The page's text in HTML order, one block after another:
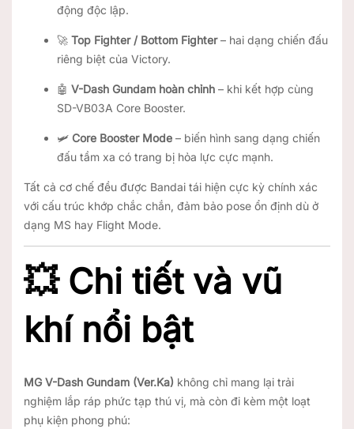
động độc lập.
🚀 Top Fighter / Bottom Fighter– hai dạng chiến đấu
riêng biệt của Victory.
🤖 V-Dash Gundam hoàn chỉnh – khi kết hợp cùng
SD-VB03A Core Booster.
🛩️ Core Booster Mode – biến hình sang dạng chiến
đấu tầm xa có trang bị hỏa lực cực mạnh.
Tất cả cơ chế đều được Bandai tái hiện cực kỳ chính xác
với cấu trúc khớp chắc chắn, đảm bảo pose ổn định dù ở
dạng MS hay Flight Mode.
💥 Chi tiết và vũ
khí nổi bật
MG V-Dash Gundam (Ver.Ka) không chỉ mang lại trải
nghiệm lắp ráp phức tạp thú vị, mà còn đi kèm một loạt
phụ kiện phong phú: